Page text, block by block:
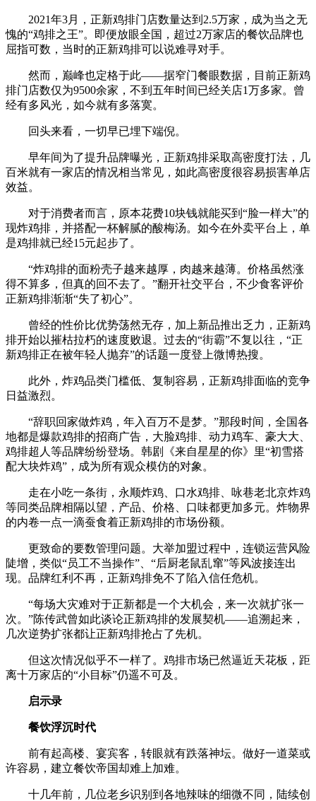
2021年3月，正新鸡排门店数量达到2.5万家，成为当之无
愧的“鸡排之王”。即便放眼全国，超过2万家店的餐饮品牌也
屈指可数，当时的正新鸡排可以说难寻对手。
然而，巅峰也定格于此——据窄门餐眼数据，目前正新鸡
排门店数仅为9500余家，不到五年时间已经关店1万多家。曾
经有多风光，如今就有多落寞。
回头来看，一切早已埋下端倪。
早年间为了提升品牌曝光，正新鸡排采取高密度打法，几
百米就有一家店的情况相当常见，如此高密度很容易损害单店
效益。
对于消费者而言，原本花费10块钱就能买到“脸一样大”的
现炸鸡排，并搭配一杯解腻的酸梅汤。如今在外卖平台上，单
是鸡排就已经15元起步了。
“炸鸡排的面粉壳子越来越厚，肉越来越薄。价格虽然涨
得不算多，但真的回不去了。”翻开社交平台，不少食客评价
正新鸡排渐渐“失了初心”。
曾经的性价比优势荡然无存，加上新品推出乏力，正新鸡
排开始以摧枯拉朽的速度败退。过去的“街霸”不复以往，“正
新鸡排正在被年轻人抛弃”的话题一度登上微博热搜。
此外，炸鸡品类门槛低、复制容易，正新鸡排面临的竞争
日益激烈。
“辞职回家做炸鸡，年入百万不是梦。”那段时间，全国各
地都是爆款鸡排的招商广告，大脸鸡排、动力鸡车、豪大大、
鸡排超人等品牌纷纷登场。韩剧《来自星星的你》里“初雪搭
配大块炸鸡”，成为所有观众模仿的对象。
走在小吃一条街，永顺炸鸡、口水鸡排、咏巷老北京炸鸡
等同类品牌相隔以望，产品、价格、口味都更加多元。炸物界
的内卷一点一滴蚕食着正新鸡排的市场份额。
更致命的要数管理问题。大举加盟过程中，连锁运营风险
陡增，类似“员工不当操作”、“后厨老鼠乱窜”等风波接连出
现。品牌红利不再，正新鸡排免不了陷入信任危机。
“每场大灾难对于正新都是一个大机会，来一次就扩张一
次。”陈传武曾如此谈论正新鸡排的发展契机——追溯起来，
几次逆势扩张都让正新鸡排抢占了先机。
但这次情况似乎不一样了。鸡排市场已然逼近天花板，距
离十万家店的“小目标”仍遥不可及。
启示录
餐饮浮沉时代
前有起高楼、宴宾客，转眼就有跌落神坛。做好一道菜或
许容易，建立餐饮帝国却难上加难。
十几年前，几位老乡识别到各地辣味的细微不同，陆续创